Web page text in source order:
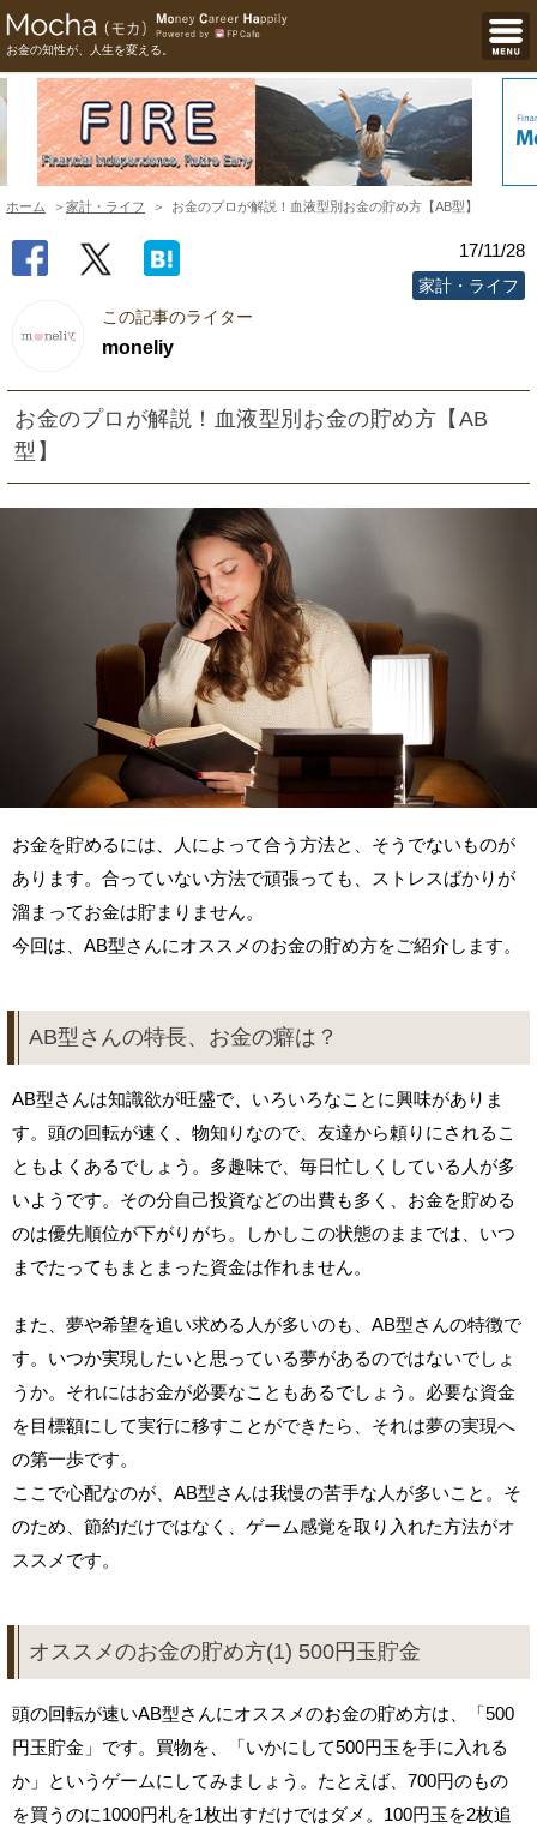
お金の知性が、人生を変える。
ホーム 家計・ライフ お金のプロが解説！血液型別お金の貯め方【AB型】
17/11/28
家計・ライフ
この記事のライター
moneliy
お金のプロが解説！血液型別お金の貯め方【AB
型】
お金を貯めるには、人によって合う方法と、そうでないものが
あります。合っていない方法で頑張っても、ストレスばかりが
溜まってお金は貯まりません。
今回は、AB型さんにオススメのお金の貯め方をご紹介します。
AB型さんの特長、お金の癖は？
AB型さんは知識欲が旺盛で、いろいろなことに興味がありま
す。頭の回転が速く、物知りなので、友達から頼りにされるこ
ともよくあるでしょう。多趣味で、毎日忙しくしている人が多
いようです。その分自己投資などの出費も多く、お金を貯める
のは優先順位が下がりがち。しかしこの状態のままでは、いつ
までたってもまとまった資金は作れません。
また、夢や希望を追い求める人が多いのも、AB型さんの特徴で
す。いつか実現したいと思っている夢があるのではないでしょ
うか。それにはお金が必要なこともあるでしょう。必要な資金
を目標額にして実行に移すことができたら、それは夢の実現へ
の第一歩です。
ここで心配なのが、AB型さんは我慢の苦手な人が多いこと。そ
のため、節約だけではなく、ゲーム感覚を取り入れた方法がオ
ススメです。
オススメのお金の貯め方(1) 500円玉貯金
頭の回転が速いAB型さんにオススメのお金の貯め方は、「500
円玉貯金」です。買物を、「いかにして500円玉を手に入れる
か」というゲームにしてみましょう。たとえば、700円のもの
を買うのに1000円札を1枚出すだけではダメ。100円玉を2枚追